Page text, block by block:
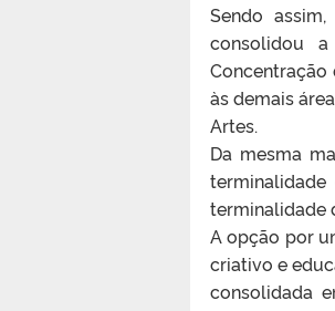
Sendo
consolidou
às demais
Artes.
Da mesma
terminalidade
A opção por
criativo e
consolidada